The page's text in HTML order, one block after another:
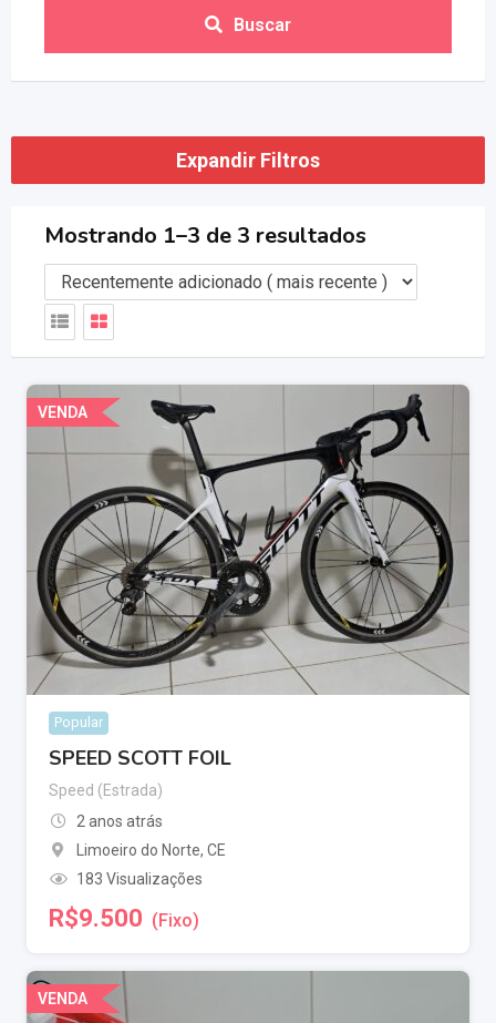
Buscar
Expandir Filtros
Mostrando 1–3 de 3 resultados
VENDA
Popular
SPEED SCOTT FOIL
Speed (Estrada)
2 anos atrás
Limoeiro do Norte, CE
183 Visualizações
R$9.500 (Fixo)
VENDA